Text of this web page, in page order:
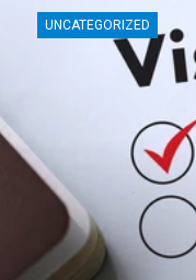
UNCATEGORIZED